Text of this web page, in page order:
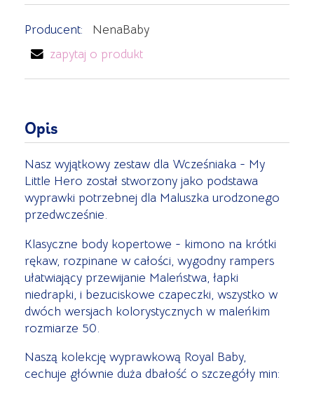
Producent:
NenaBaby
zapytaj o produkt
Opis
Nasz wyjątkowy zestaw dla Wcześniaka - My
Little Hero został stworzony jako podstawa
wyprawki potrzebnej dla Maluszka urodzonego
przedwcześnie.
Klasyczne body kopertowe - kimono na krótki
rękaw, rozpinane w całości, wygodny rampers
ułatwiający przewijanie Maleństwa, łapki
niedrapki, i bezuciskowe czapeczki, wszystko w
dwóch wersjach kolorystycznych w maleńkim
rozmiarze 50.
Naszą kolekcję wyprawkową Royal Baby,
cechuje głównie duża dbałość o szczegóły min: